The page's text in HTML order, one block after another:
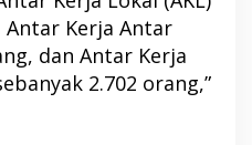
Antar Kerja Antar
dan Antar Kerja
2.702 orang,”